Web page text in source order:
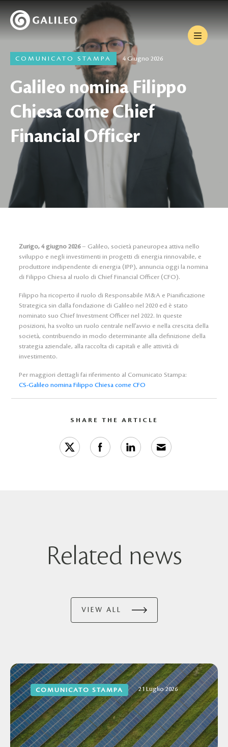
COMUNICATO STAMPA 4 Giugno 2026
Galileo nomina Filippo
Chiesa come Chief
Financial Officer
Zurigo, 4 giugno 2026– Galileo, società paneuropea attiva nello
sviluppo e negli investimenti in progetti di energia rinnovabile, e
produttore indipendente di energia (IPP), annuncia oggi la nomina
di Filippo Chiesa al ruolo di Chief Financial Officer (CFO).
Filippo ha ricoperto il ruolo di Responsabile M&A e Pianificazione
Strategica sin dalla fondazione di Galileo nel 2020 ed è stato
nominato suo Chief Investment Officer nel 2022. In queste
posizioni, ha svolto un ruolo centrale nell’avvio e nella crescita della
società, contribuendo in modo determinante alla definizione della
strategia aziendale, alla raccolta di capitali e alle attività di
investimento.
Per maggiori dettagli fai riferimento al Comunicato Stampa:
CS-Galileo nomina Filippo Chiesa come CFO
SHARE THE ARTICLE
Related news
VIEW ALL
COMUNICATO STAMPA 21 Luglio 2026